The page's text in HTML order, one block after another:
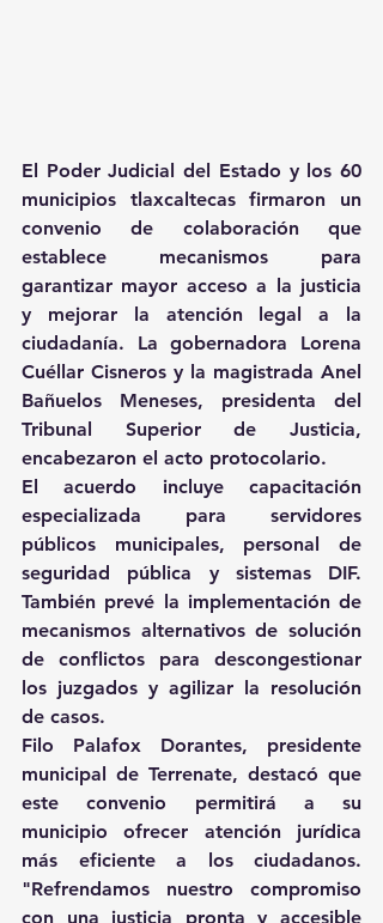
El Poder Judicial del Estado y los 60
municipios tlaxcaltecas firmaron un
convenio de colaboración que
establece mecanismos para
garantizar mayor acceso a la justicia
y mejorar la atención legal a la
ciudadanía. La gobernadora Lorena
Cuéllar Cisneros y la magistrada Anel
Bañuelos Meneses, presidenta del
Tribunal Superior de Justicia,
encabezaron el acto protocolario.
El acuerdo incluye capacitación
especializada para servidores
públicos municipales, personal de
seguridad pública y sistemas DIF.
También prevé la implementación de
mecanismos alternativos de solución
de conflictos para descongestionar
los juzgados y agilizar la resolución
de casos.
Filo Palafox Dorantes, presidente
municipal de Terrenate, destacó que
este convenio permitirá a su
municipio ofrecer atención jurídica
más eficiente a los ciudadanos.
"Refrendamos nuestro compromiso
con una justicia pronta y accesible